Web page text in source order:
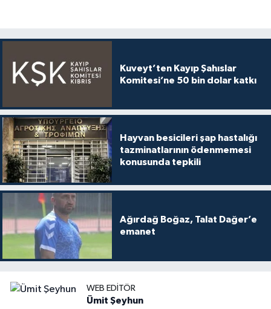
Kuveyt’ten Kayıp Şahıslar
Komitesi’ne 50 bin dolar katkı
Hayvan besicileri şap hastalığı
tazminatlarının ödenmemesi
konusunda tepkili
Ağırdağ Boğaz, Talat Dağer’e
emanet
WEB EDITÖR
Ümit Şeyhun